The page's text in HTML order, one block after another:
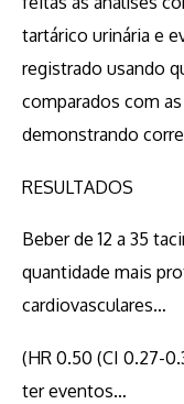
tartárico urinária e
registrado usando
comparados com
demonstrando
RESULTADOS
Beber de 12 a 35
quantidade mais
cardiovasculares…
(HR 0.50 (CI 0.27-
ter eventos…